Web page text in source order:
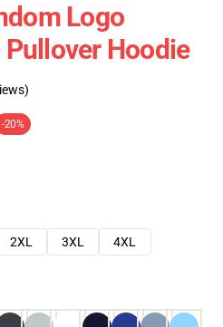
Logo
Hoodie
-20%
2XL 3XL
4XL